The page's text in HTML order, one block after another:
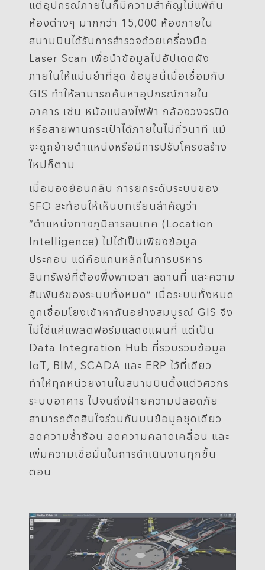
แต่อุปกรณ์ภายในก็มีความสำคัญไม่แพ้กัน
ห้องต่างๆ มากกว่า 15,000 ห้องภายใน
สนามบินได้รับการสำรวจด้วยเครื่องมือ
Laser Scan เพื่อนำข้อมูลไปอัปเดตผัง
ภายในให้แม่นยำที่สุด ข้อมูลนี้เมื่อเชื่อมกับ
GIS ทำให้สามารถค้นหาอุปกรณ์ภายใน
อาคาร เช่น หม้อแปลงไฟฟ้า กล้องวงจรปิด
หรือสายพานกระเป๋าได้ภายในไม่กี่วินาที แม้
จะถูกย้ายตำแหน่งหรือมีการปรับโครงสร้าง
ใหม่ก็ตาม
เมื่อมองย้อนกลับ การยกระดับระบบของ
SFO สะท้อนให้เห็นบทเรียนสำคัญว่า
“ตำแหน่งทางภูมิสารสนเทศ (Location
Intelligence) ไม่ได้เป็นเพียงข้อมูล
ประกอบ แต่คือแกนหลักในการบริหาร
สินทรัพย์ที่ต้องพึ่งพาเวลา สถานที่ และความ
สัมพันธ์ของระบบทั้งหมด” เมื่อระบบทั้งหมด
ถูกเชื่อมโยงเข้าหากันอย่างสมบูรณ์ GIS จึง
ไม่ใช่แค่แพลตฟอร์มแสดงแผนที่ แต่เป็น
Data Integration Hub ที่รวบรวมข้อมูล
IoT, BIM, SCADA และ ERP ไว้ที่เดียว
ทำให้ทุกหน่วยงานในสนามบินตั้งแต่วิศวกร
ระบบอาคาร ไปจนถึงฝ่ายความปลอดภัย
สามารถตัดสินใจร่วมกันบนข้อมูลชุดเดียว
ลดความซ้ำซ้อน ลดความคลาดเคลื่อน และ
เพิ่มความเชื่อมั่นในการดำเนินงานทุกขั้น
ตอน